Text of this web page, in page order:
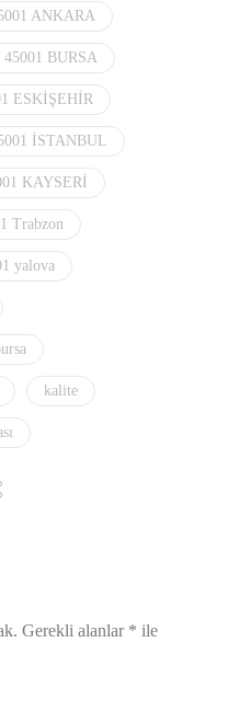
ANKARA
45001 BURSA
ESKİŞEHİR
İSTANBUL
KAYSERİ
Trabzon
yalova
kalite
Gerekli alanlar * ile